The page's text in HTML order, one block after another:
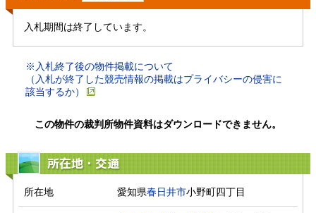
入札期間は終了しています。
※入札終了後の物件掲載について
（入札が終了した競売情報の掲載はプライバシーの侵害に
該当するか）
この物件の裁判所物件資料はダウンロードできません。
所在地・交通
所在地 愛知県春日井市小野町四丁目